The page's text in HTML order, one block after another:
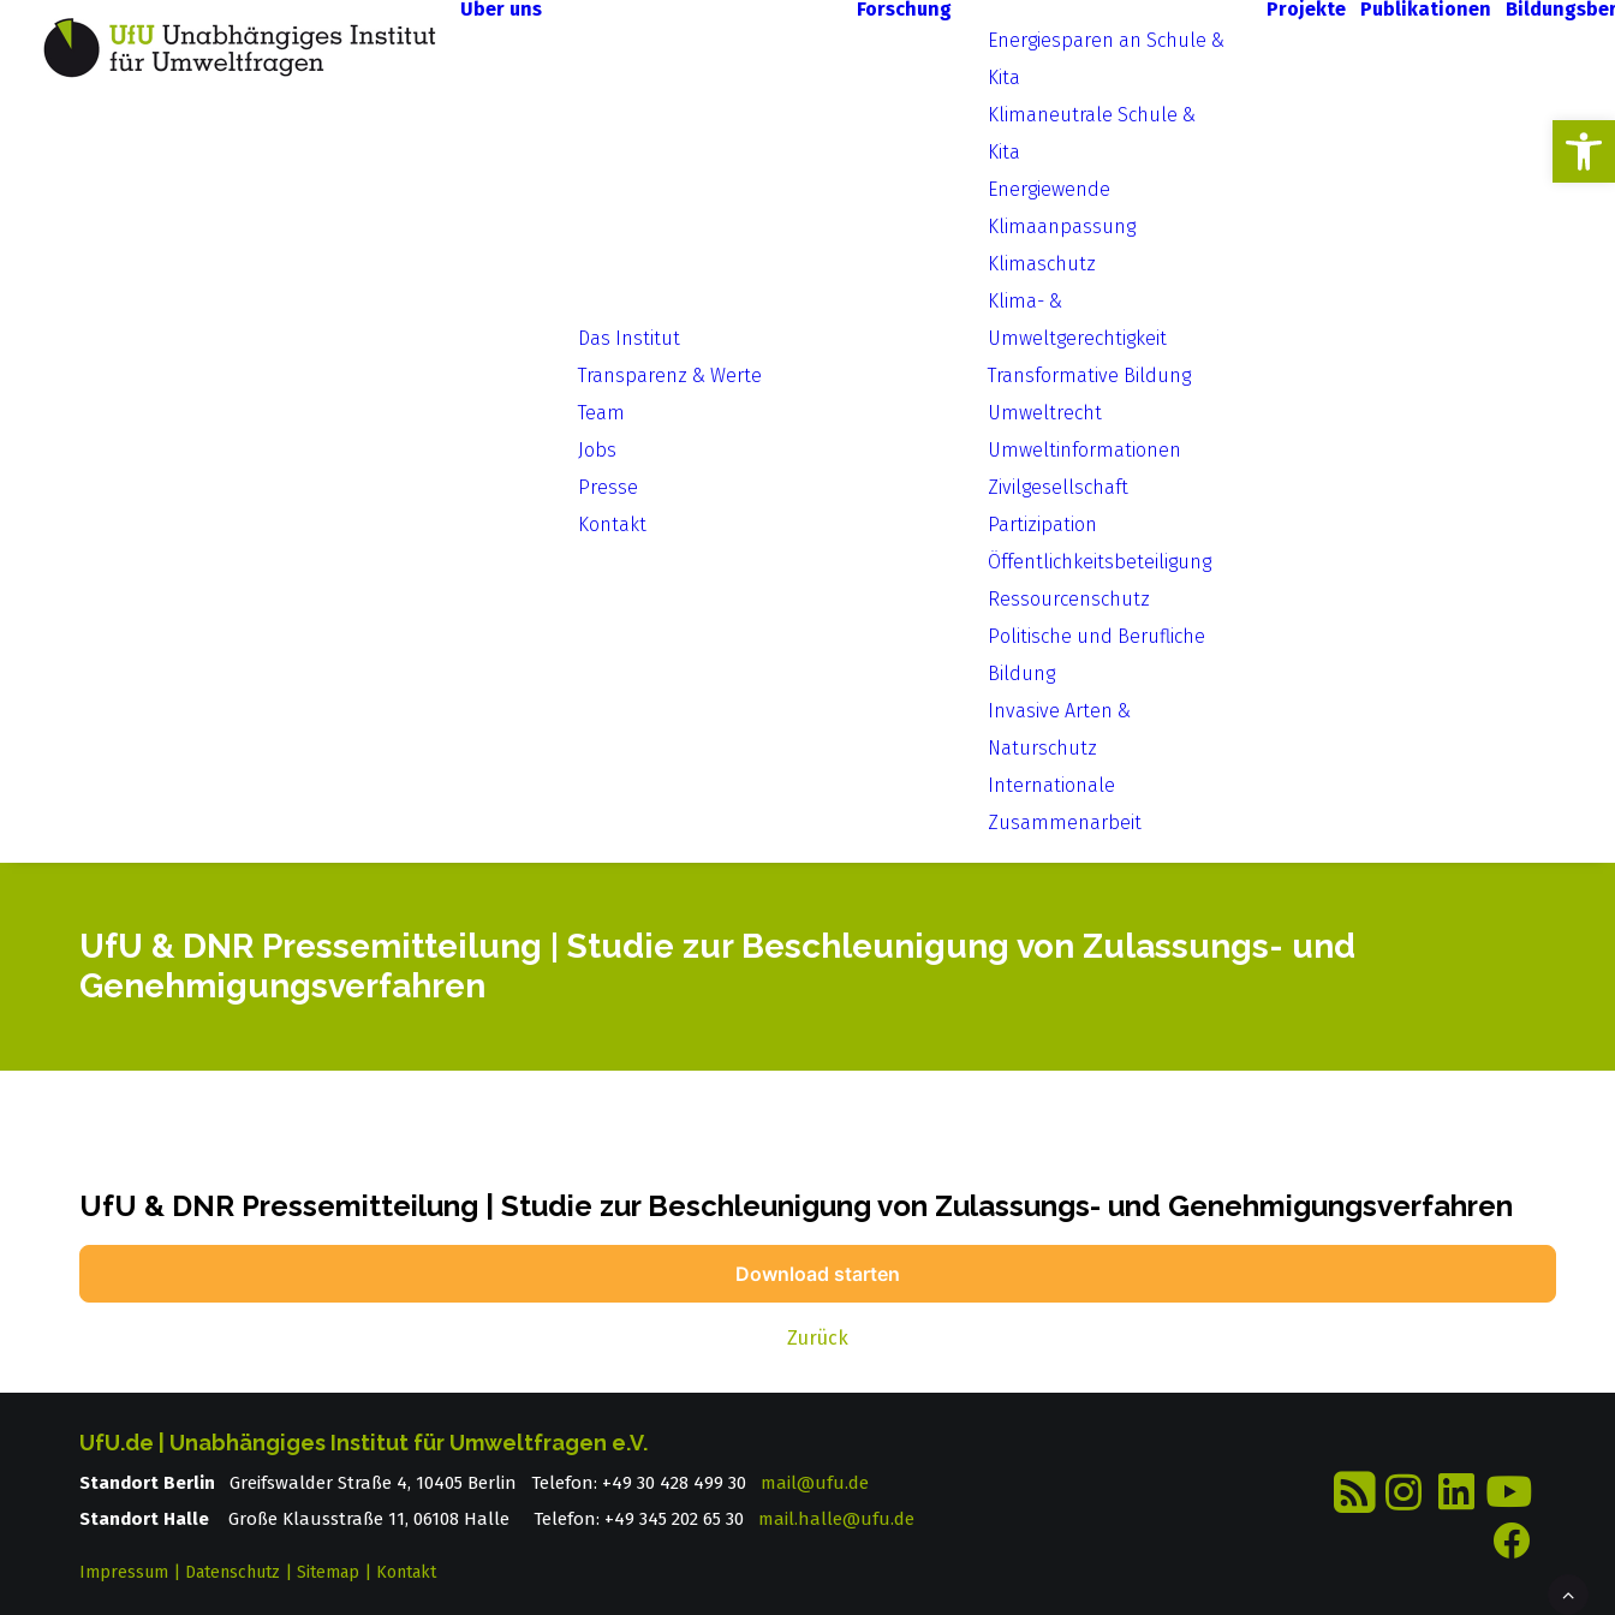
Über uns
Das Institut
Transparenz & Werte
Team
Jobs
Presse
Kontakt
Forschung
Energiesparen an Schule &
Kita
Klimaneutrale Schule &
Kita
Energiewende
Klimaanpassung
Klimaschutz
Klima- &
Umweltgerechtigkeit
Transformative Bildung
Umweltrecht
Umweltinformationen
Zivilgesellschaft
Partizipation
Öffentlichkeitsbeteiligung
Ressourcenschutz
Politische und Berufliche
Bildung
Invasive Arten &
Naturschutz
Internationale
Zusammenarbeit
Projekte Publikationen
UfU & DNR Pressemitteilung | Studie zur Beschleunigung von Zulassungs- und
Genehmigungsverfahren
UfU & DNR Pressemitteilung | Studie zur Beschleunigung von Zulassungs- und Genehmigungsverfahren
Download starten
Zurück
UfU.de | Unabhängiges Institut für Umweltfragen e.V.
Standort Berlin ­ Greifswalder Straße 4, 10405 Berlin Telefon: +49 30 428 499 30 mail@ufu.de
Standort Halle Große Klausstraße 11, 06108 Halle Telefon: +49 345 202 65 30 mail.halle@ufu.de
Impressum Datenschutz Sitemap Kontakt